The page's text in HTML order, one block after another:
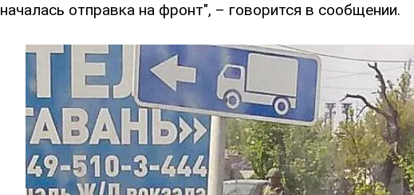
началась отправка на фронт", – говорится в сообщении.